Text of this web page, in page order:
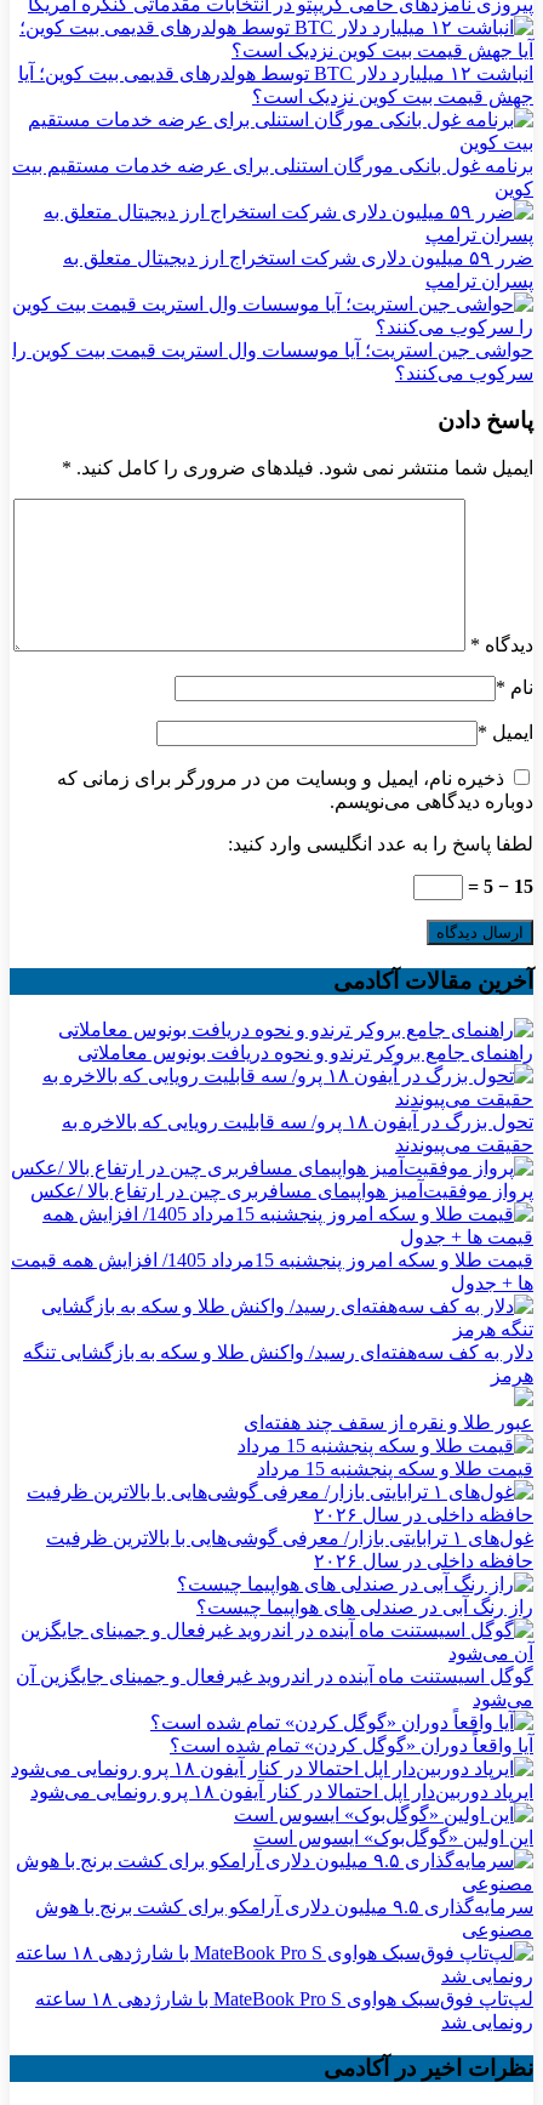
انباشت ۱۲ میلیارد دلار BTC توسط هولدرهای قدیمی بیت کوین؛ آیا
جهش قیمت بیت کوین نزدیک است؟
برنامه غول بانکی مورگان استنلی برای عرضه خدمات مستقیم بیت
کوین
ضرر ۵۹ میلیون دلاری شرکت استخراج ارز دیجیتال متعلق به
پسران ترامپ
حواشی جین استریت؛ آیا موسسات وال استریت قیمت بیت کوین را
سرکوب می‌کنند؟
پاسخ دادن
ایمیل شما منتشر نمی شود. فیلدهای ضروری را کامل کنید. *
دیدگاه *
نام *
ایمیل *
ذخیره نام، ایمیل و وبسایت من در مرورگر برای زمانی که
دوباره دیدگاهی می‌نویسم.
لطفا پاسخ را به عدد انگلیسی وارد کنید:
15 − 5 =
آخرین مقالات آکادمی
راهنمای جامع بروکر ترندو و نحوه دریافت بونوس معاملاتی
تحول بزرگ در آیفون ۱۸ پرو/ سه قابلیت رویایی که بالاخره به
حقیقت می‌پیوندند
پرواز موفقیت‌آمیز هواپیمای مسافربری چین در ارتفاع بالا /عکس
قیمت طلا و سکه امروز پنجشنبه 15مرداد 1405/ افزایش همه قیمت
ها + جدول
دلار به کف سه‌هفته‌ای رسید/ واکنش طلا و سکه به بازگشایی تنگه
هرمز
عبور طلا و نقره از سقف چند هفته‌ای
قیمت طلا و سکه پنجشنبه 15 مرداد
غول‌های ۱ ترابایتی بازار/ معرفی گوشی‌هایی با بالاترین ظرفیت
حافظه داخلی در سال ۲۰۲۶
راز رنگ آبی در صندلی های هواپیما چیست؟
گوگل اسیستنت ماه آینده در اندروید غیرفعال و جمینای جایگزین آن
می‌شود
آیا واقعاً دوران «گوگل کردن» تمام شده است؟
ایرپاد دوربین‌دار اپل احتمالا در کنار آیفون ۱۸ پرو رونمایی می‌شود
این اولین «گوگل‌بوک» ایسوس است
سرمایه‌گذاری ۹.۵ میلیون دلاری آرامکو برای کشت برنج با هوش
مصنوعی
لپ‌تاپ فوق‌سبک هواوی MateBook Pro S با شارژدهی ۱۸ ساعته
رونمایی شد
نظرات اخیر در آکادمی